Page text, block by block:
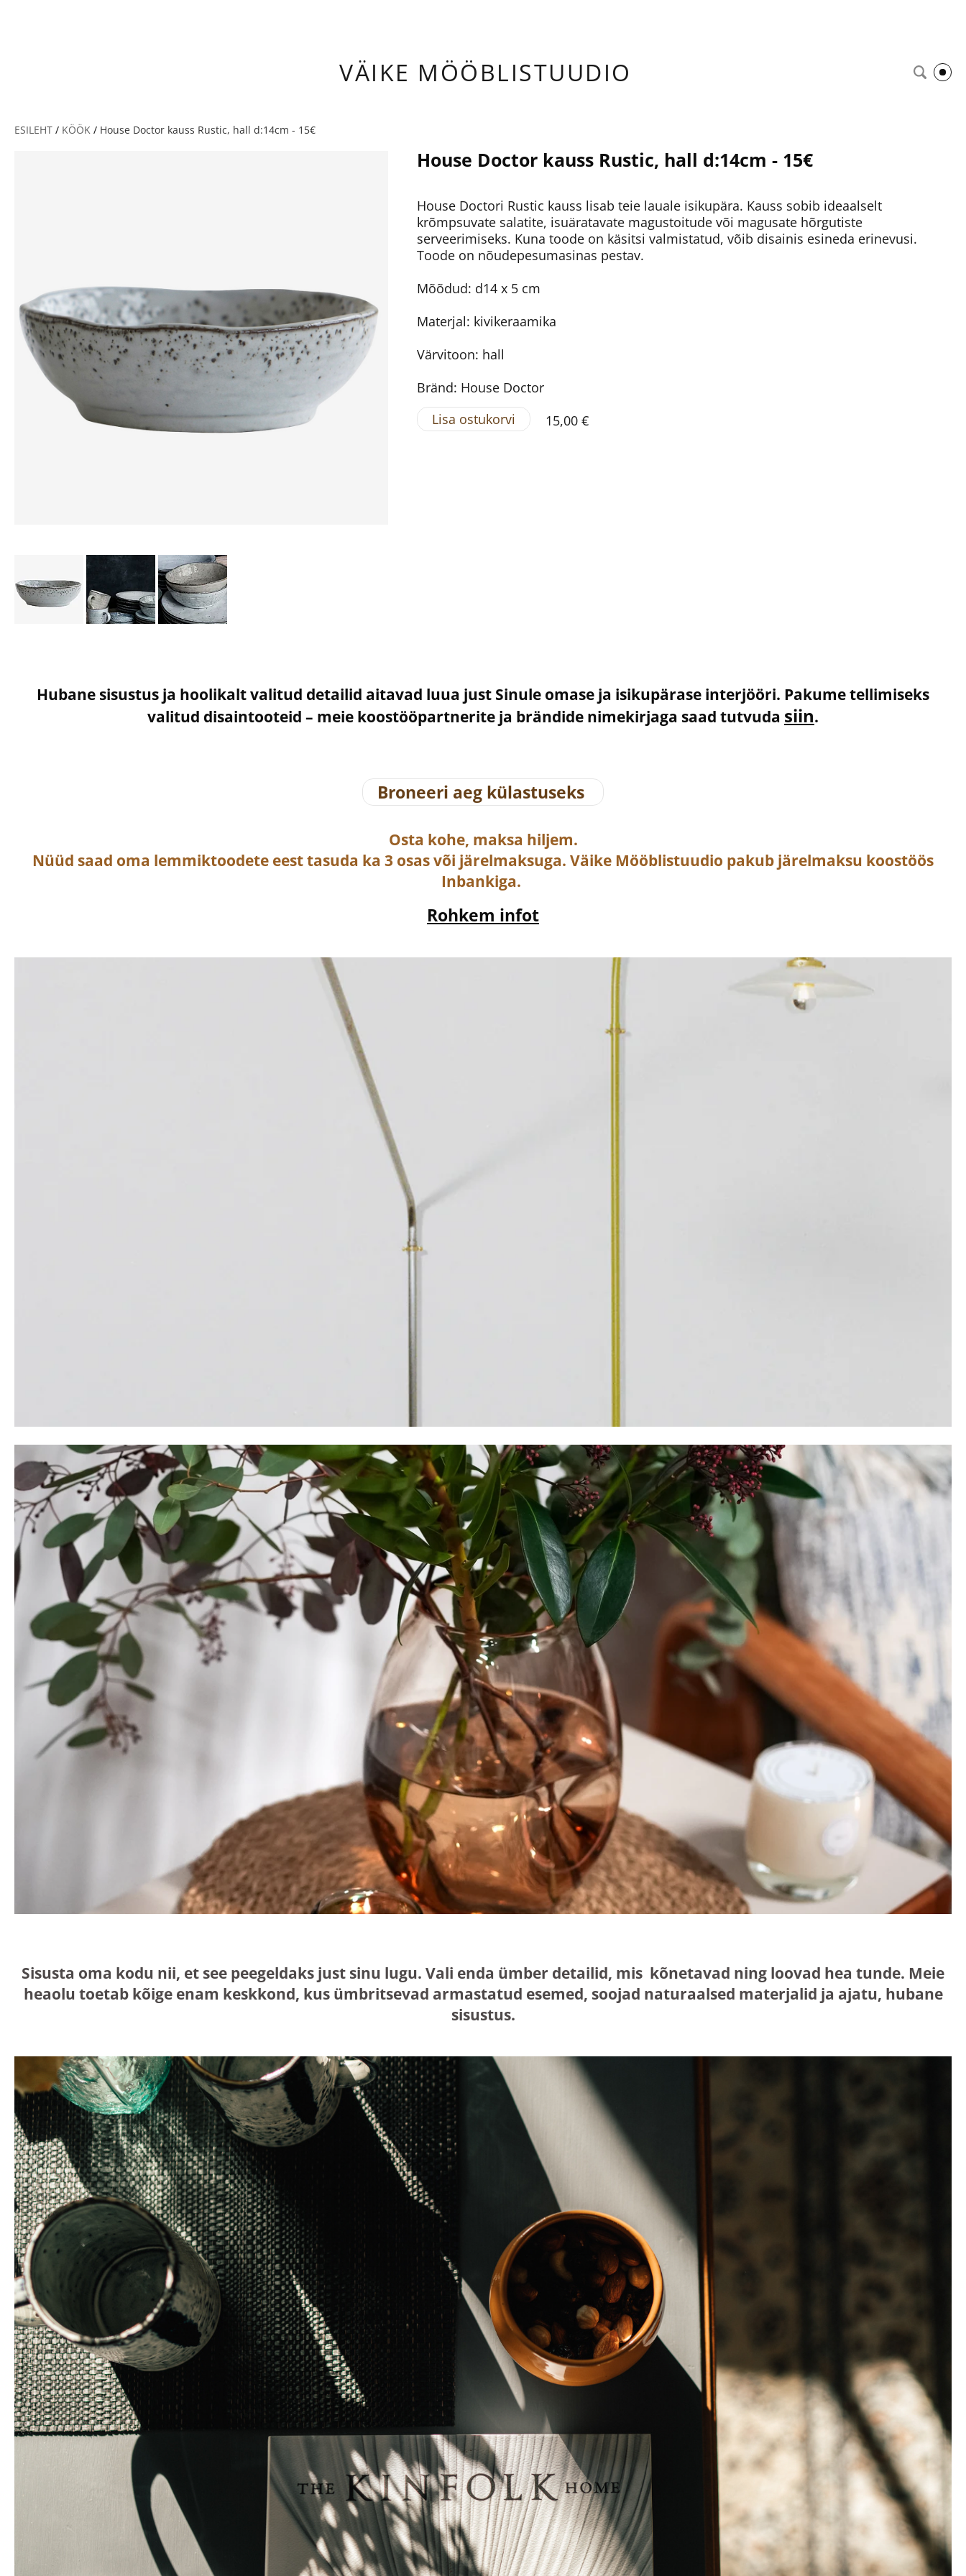
VÄIKE MÖÖBLISTUUDIO
ESILEHT / KÖÖK / House Doctor kauss Rustic, hall d:14cm - 15€
House Doctor kauss Rustic, hall d:14cm - 15€
House Doctori Rustic kauss lisab teie lauale isikupära. Kauss sobib ideaalselt
krõmpsuvate salatite, isuäratavate magustoitude või magusate hõrgutiste
serveerimiseks. Kuna toode on käsitsi valmistatud, võib disainis esineda erinevusi.
Toode on nõudepesumasinas pestav.
Mõõdud: d14 x 5 cm
Materjal: kivikeraamika
Värvitoon: hall
Bränd: House Doctor
Lisa ostukorvi
15,00 €
Hubane sisustus ja hoolikalt valitud detailid aitavad luua just Sinule omase ja isikupärase interjööri. Pakume tellimiseks
valitud disaintooteid – meie koostööpartnerite ja brändide nimekirjaga saad tutvuda siin.
Broneeri aeg külastuseks
Osta kohe, maksa hiljem.
Nüüd saad oma lemmiktoodete eest tasuda ka 3 osas või järelmaksuga. Väike Mööblistuudio pakub järelmaksu koostöös
Inbankiga.
Rohkem infot
Sisusta oma kodu nii, et see peegeldaks just sinu lugu. Vali enda ümber detailid, mis kõnetavad ning loovad hea tunde. Meie
heaolu toetab kõige enam keskkond, kus ümbritsevad armastatud esemed, soojad naturaalsed materjalid ja ajatu, hubane
sisustus.